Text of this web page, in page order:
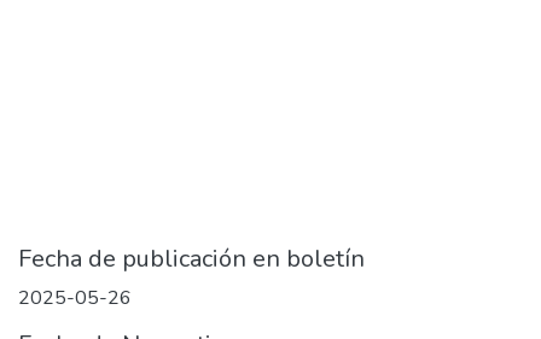
Fecha de publicación en boletín
2025-05-26